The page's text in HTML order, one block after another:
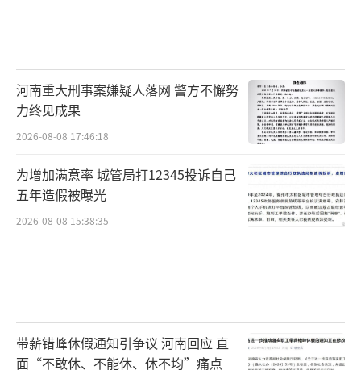
河南重大刑事案嫌疑人落网 警方不懈努
力终见成果
2026-08-08 17:46:18
为增加满意率 城管局打12345投诉自己
五年造假被曝光
2026-08-08 15:38:35
带薪错峰休假通知引争议 河南回应 直
面“不敢休、不能休、休不均”痛点